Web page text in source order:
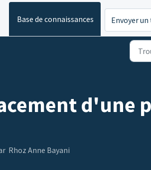
Base de connaissances Envoyer
d'une
Rhoz Anne Bayani